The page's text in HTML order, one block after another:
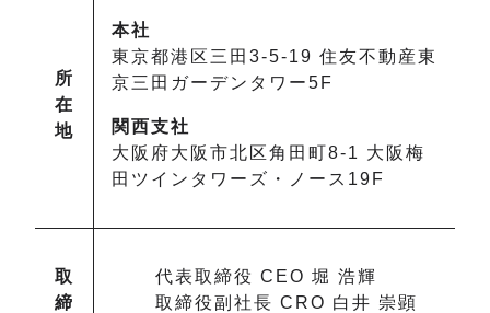
所
在
地
本社
東京都港区 三田 3-5-19 住友不動産東
京三田ガーデンタワー5F
関西支社
大阪府大阪市北区角田町8-1 大阪梅
田ツインタワーズ・ノース19F
取
締
代表取締役 CEO 堀 浩輝
取締役副社長 CRO 白井 崇顕